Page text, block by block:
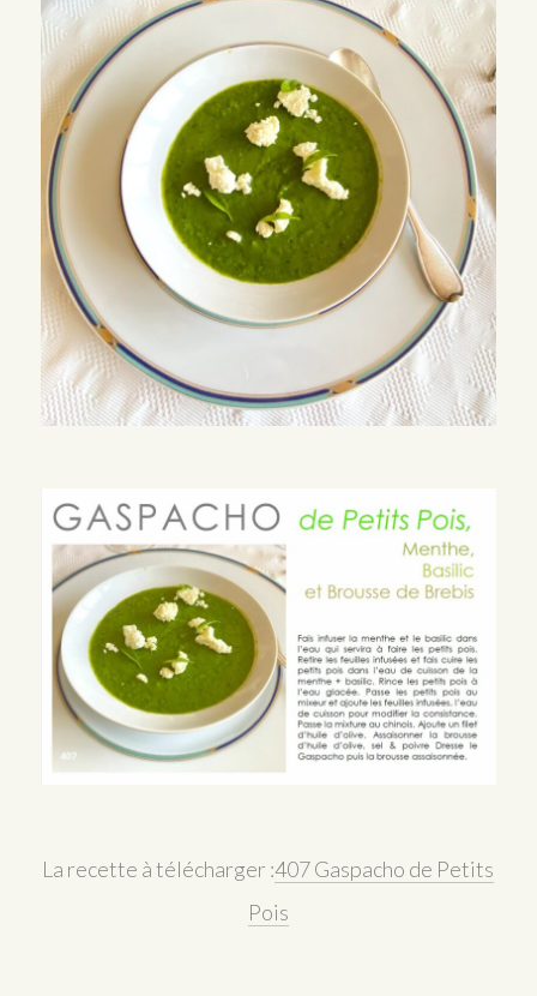
La recette à télécharger :407 Gaspacho de Petits
Pois